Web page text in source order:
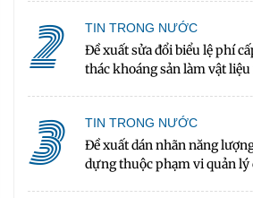
2 TIN TRONG NƯỚC
Đề xuất sửa đổi biểu lệ phí
thác khoáng sản làm vật
3 TIN TRONG NƯỚC
Đề xuất dán nhãn năng
dựng thuộc phạm vi quản lý